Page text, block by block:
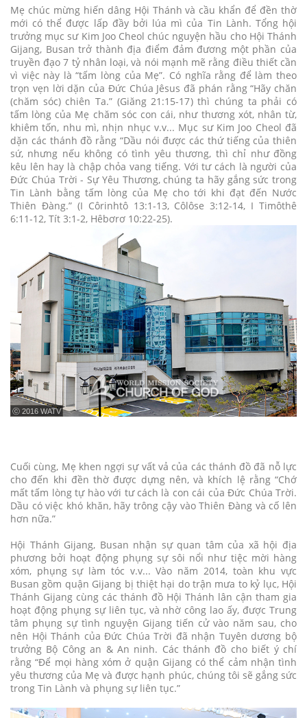
Mẹ chúc mừng hiến dâng Hội Thánh và cầu khẩn để đền thờ
mới có thể được lấp đầy bởi lúa mì của Tin Lành. Tổng hội
trưởng mục sư Kim Joo Cheol chúc nguyện hầu cho Hội Thánh
Gijang, Busan trở thành địa điểm đảm đương một phần của
truyền đạo 7 tỷ nhân loại, và nói mạnh mẽ rằng điều thiết cần
vì việc này là “tấm lòng của Mẹ”. Có nghĩa rằng để làm theo
trọn vẹn lời dặn của Đức Chúa Jêsus đã phán rằng “Hãy chăn
(chăm sóc) chiên Ta.” (Giăng 21:15-17) thì chúng ta phải có
tấm lòng của Mẹ chăm sóc con cái, như thương xót, nhân từ,
khiêm tốn, nhu mì, nhịn nhục v.v... Mục sư Kim Joo Cheol đã
dặn các thánh đồ rằng “Dầu nói được các thứ tiếng của thiên
sứ, nhưng nếu không có tình yêu thương, thì chỉ như đồng
kêu lên hay là chập chỏa vang tiếng. Với tư cách là người của
Đức Chúa Trời - Sự Yêu Thương, chúng ta hãy gắng sức trong
Tin Lành bằng tấm lòng của Mẹ cho tới khi đạt đến Nước
Thiên Đàng.” (I Côrinhtô 13:1-13, Côlôse 3:12-14, I Timôthê
6:11-12, Tít 3:1-2, Hêbơrơ 10:22-25).
ⓒ 2016 WATV
Cuối cùng, Mẹ khen ngợi sự vất vả của các thánh đồ đã nỗ lực
cho đến khi đền thờ được dựng nên, và khích lệ rằng “Chớ
mất tấm lòng tự hào với tư cách là con cái của Đức Chúa Trời.
Dầu có việc khó khăn, hãy trông cậy vào Thiên Đàng và cố lên
hơn nữa.”
Hội Thánh Gijang, Busan nhận sự quan tâm của xã hội địa
phương bởi hoạt động phụng sự sôi nổi như tiệc mời hàng
xóm, phụng sự làm tóc v.v... Vào năm 2014, toàn khu vực
Busan gồm quận Gijang bị thiệt hại do trận mưa to kỷ lục, Hội
Thánh Gijang cùng các thánh đồ Hội Thánh lân cận tham gia
hoạt động phụng sự liên tục, và nhờ công lao ấy, được Trung
tâm phụng sự tình nguyện Gijang tiến cử vào năm sau, cho
nên Hội Thánh của Đức Chúa Trời đã nhận Tuyên dương bộ
trưởng Bộ Công an & An ninh. Các thánh đồ cho biết ý chí
rằng “Để mọi hàng xóm ở quận Gijang có thể cảm nhận tình
yêu thương của Mẹ và được hạnh phúc, chúng tôi sẽ gắng sức
trong Tin Lành và phụng sự liên tục.”